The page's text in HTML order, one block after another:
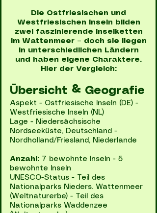
Die Ostfriesischen und
Westfriesischen Inseln bilden
zwei faszinierende Inselketten
im Wattenmeer – doch sie liegen
in unterschiedlichen Ländern
und haben eigene Charaktere.
Hier der Vergleich:
Übersicht & Geografie
Aspekt - Ostfriesische Inseln (DE) -
Westfriesische Inseln (NL)
Lage - Niedersächsische
Nordseeküste, Deutschland -
Nordholland/Friesland, Niederlande
Anzahl: 7 bewohnte Inseln - 5
bewohnte Inseln
UNESCO-Status - Teil des
Nationalparks Nieders. Wattenmeer
(Weltnaturerbe) - Teil des
Nationalparks Waddenzee